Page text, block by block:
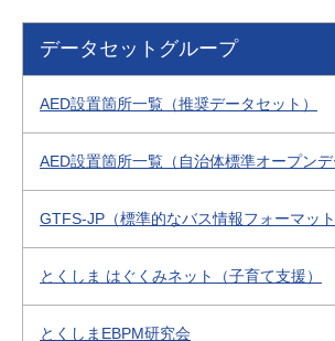
データセットグループ
AED設置箇所一覧（推奨データセット）
AED設置箇所一覧（自治体標準オープンデ
GTFS-JP（標準的なバス情報フォーマット
とくしま はぐくみネット（子育て支援）
とくしまEBPM研究会